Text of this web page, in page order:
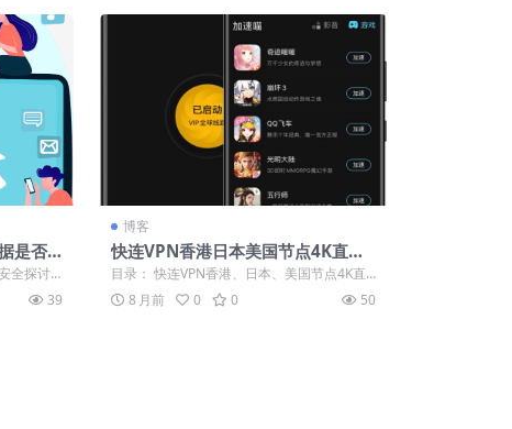
是否
全探讨
...
39
博客
快连VPN香港日本美国节点4K直播
延迟实测速度对比
目录： 快连VPN香港、日本、美国节点4K直
播延迟与速度实测对比摘要 三地节点详...
8 月前 0 0 50